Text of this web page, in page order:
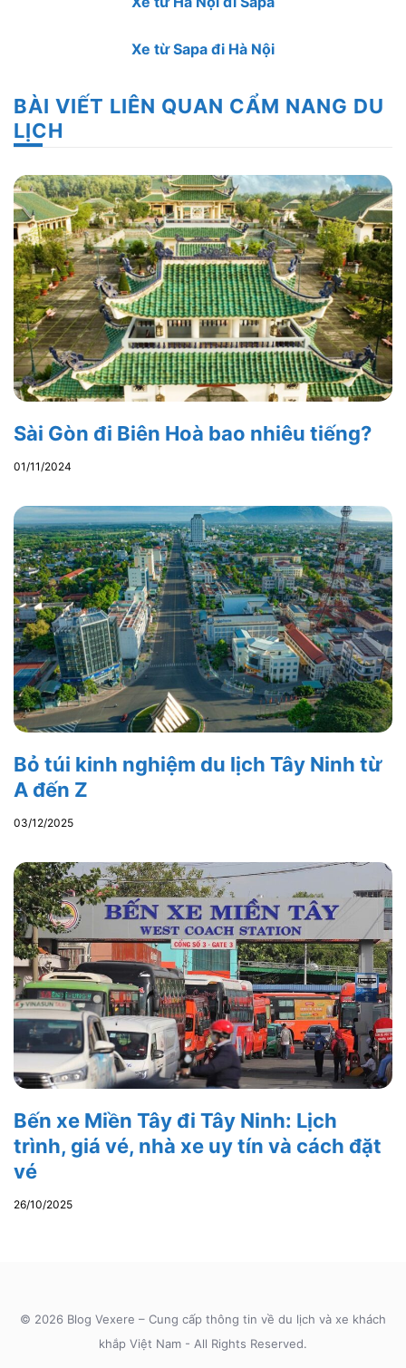
Xe từ Sapa đi Hà Nội
BÀI VIẾT LIÊN QUAN CẨM NANG DU
LỊCH
Sài Gòn đi Biên Hoà bao nhiêu tiếng?
01/11/2024
Bỏ túi kinh nghiệm du lịch Tây Ninh từ
A đến Z
03/12/2025
Bến xe Miền Tây đi Tây Ninh: Lịch
trình, giá vé, nhà xe uy tín và cách đặt
vé
26/10/2025
© 2026 Blog Vexere – Cung cấp thông tin về du lịch và xe khách
khắp Việt Nam - All Rights Reserved.